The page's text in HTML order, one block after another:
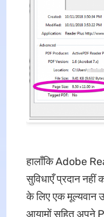
हालाँकि Adobe
सुविधाएँ प्रदान नहीं
के लिए एक मूल्यवान
आयामों सहित अपने